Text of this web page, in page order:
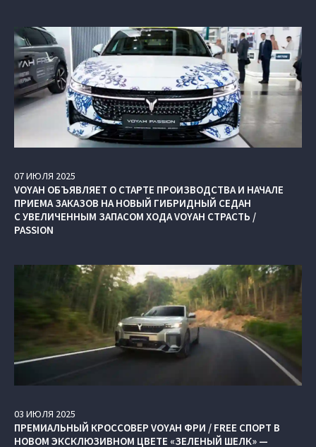
07ИЮЛЯ 2025
VOYAH ОБЪЯВЛЯЕТ О СТАРТЕ ПРОИЗВОДСТВА И НАЧАЛЕ
ПРИЕМА ЗАКАЗОВ НА НОВЫЙ ГИБРИДНЫЙ СЕДАН
С УВЕЛИЧЕННЫМ ЗАПАСОМ ХОДА VOYAH СТРАСТЬ /
PASSION
03 ИЮЛЯ 2025
ПРЕМИАЛЬНЫЙ КРОССОВЕР VOYAH ФРИ / FREE СПОРТ В
НОВОМ ЭКСКЛЮЗИВНОМ ЦВЕТЕ «ЗЕЛЕНЫЙ ШЕЛК» —